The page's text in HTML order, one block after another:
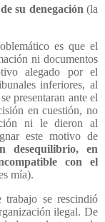
su denegación (la
es que el
ni documentos
alegado por el
inferiores, al
presentaran ante el
en cuestión, no
ni le dieron al
este motivo de
desequilibrio, en
con el
mía).
se rescindió
ilegal. De